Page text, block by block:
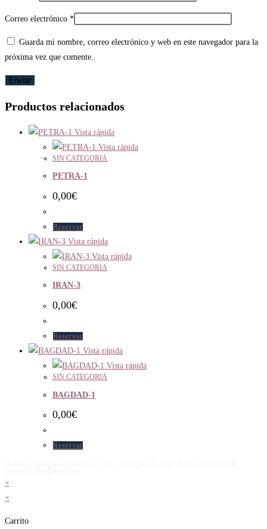
Correo electrónico *
Guarda mi nombre, correo electrónico y web en este navegador para la
próxima vez que comente.
Productos relacionados
Vista rápida
Vista rápida
SIN CATEGORIA
PETRA-1
0,00€
Reservar
Vista rápida
Vista rápida
SIN CATEGORIA
IRAN-3
0,00€
Reservar
Vista rápida
Vista rápida
SIN CATEGORIA
BAGDAD-1
0,00€
Reservar
×
×
Carrito